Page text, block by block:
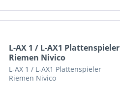
L-AX 1 / L-AX1 Plattenspieler
Riemen Nivico
L-AX 1 / L-AX1 Plattenspieler
Riemen Nivico